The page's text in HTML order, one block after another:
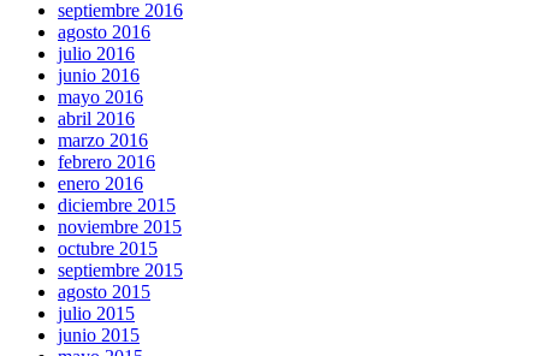
septiembre 2016
agosto 2016
julio 2016
junio 2016
mayo 2016
abril 2016
marzo 2016
febrero 2016
enero 2016
diciembre 2015
noviembre 2015
octubre 2015
septiembre 2015
agosto 2015
julio 2015
junio 2015